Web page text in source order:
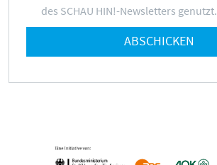
des SCHAU HIN!-Newsletters genutzt.
ABSCHICKEN